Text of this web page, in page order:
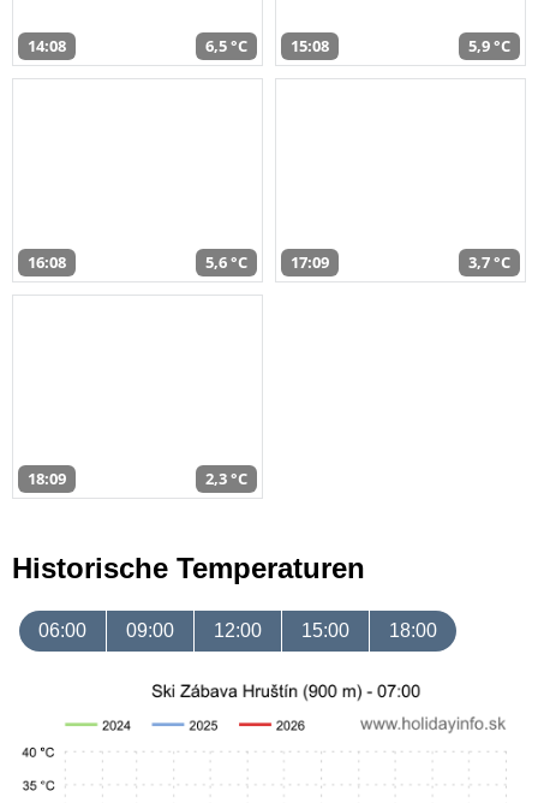
14:08 6,5 °C 15:08 5,9 °C
16:08 5,6 °C 17:09 3,7 °C
18:09 2,3 °C
Historische Temperaturen
06:00 09:00 12:00 15:00 18:00